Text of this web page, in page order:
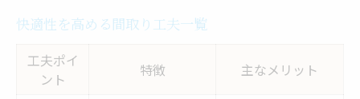
快適性を高める間取り工夫一覧
工夫ポイ
ント
特徴 主なメリット